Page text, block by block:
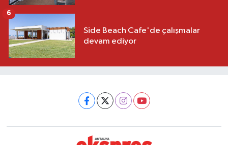
Side Beach Cafe'de çalışmalar
devam ediyor
6